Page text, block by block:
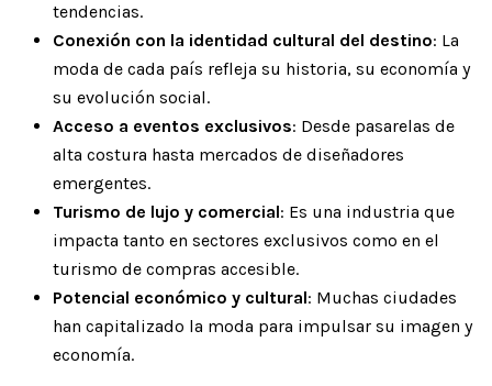
tendencias.
Conexión con la identidad cultural del destino: La
moda de cada país refleja su historia, su economía y
su evolución social.
Acceso a eventos exclusivos: Desde pasarelas de
alta costura hasta mercados de diseñadores
emergentes.
Turismo de lujo y comercial: Es una industria que
impacta tanto en sectores exclusivos como en el
turismo de compras accesible.
Potencial económico y cultural: Muchas ciudades
han capitalizado la moda para impulsar su imagen y
economía.